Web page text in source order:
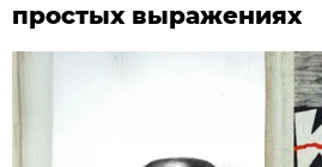
простых выражениях